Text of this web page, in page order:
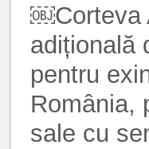
￼
adițională
pentru
România,
sale cu